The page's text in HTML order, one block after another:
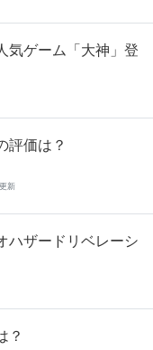
気ゲーム「大神」登
評価は？
新
ハザードリベレーシ
？